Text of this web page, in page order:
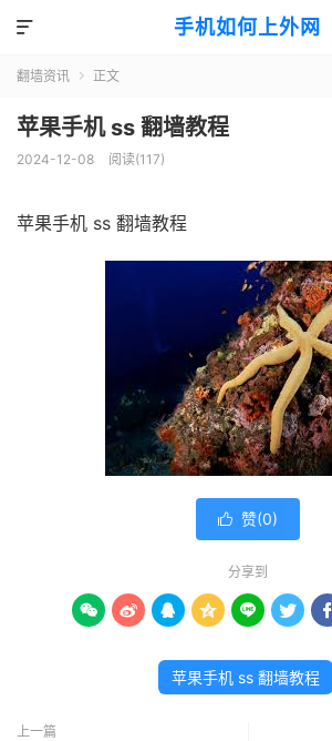
手机如何上外网

翻墙资讯  正文
苹果手机 ss 翻墙教程
2024-12-08 阅读(117)
苹果手机 ss 翻墙教程
 赞(0)
分享到
      
苹果手机 ss 翻墙教程
上一篇